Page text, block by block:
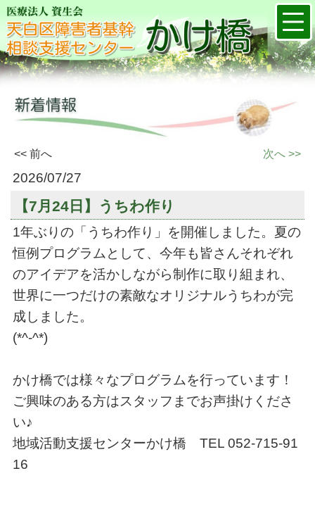
<< 前へ 次へ >>
2026/07/27
【7月24日】うちわ作り
1年ぶりの「うちわ作り」を開催しました。夏の
恒例プログラムとして、今年も皆さんそれぞれ
のアイデアを活かしながら制作に取り組まれ、
世界に一つだけの素敵なオリジナルうちわが完
成しました。
(*^-^*)
かけ橋では様々なプログラムを行っています！
ご興味のある方はスタッフまでお声掛けくださ
い♪
地域活動支援センターかけ橋 TEL 052-715-91
16